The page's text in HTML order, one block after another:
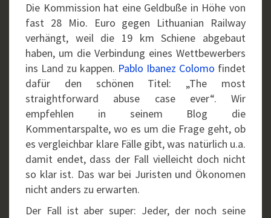
Die Kommission hat eine Geldbuße in Höhe von
fast 28 Mio. Euro gegen Lithuanian Railway
verhängt, weil die 19 km Schiene abgebaut
haben, um die Verbindung eines Wettbewerbers
ins Land zu kappen. Pablo Ibanez Colomo findet
dafür den schönen Titel: „The most
straightforward abuse case ever“. Wir
empfehlen in seinem Blog die
Kommentarspalte, wo es um die Frage geht, ob
es vergleichbar klare Fälle gibt, was natürlich u.a.
damit endet, dass der Fall vielleicht doch nicht
so klar ist. Das war bei Juristen und Ökonomen
nicht anders zu erwarten.
Der Fall ist aber super: Jeder, der noch seine